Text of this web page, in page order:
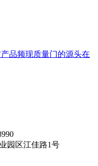
品频现质量门的源头在
园区江佳路1号